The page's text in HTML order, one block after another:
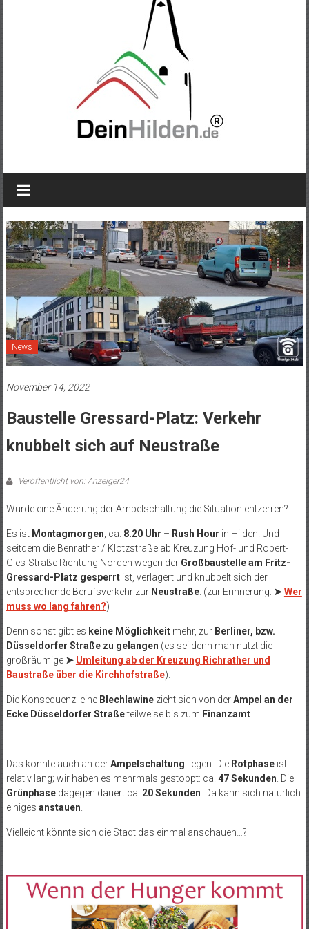
News
November 14, 2022
Baustelle Gressard-Platz: Verkehr
knubbelt sich auf Neustraße
Veröffentlicht von: Anzeiger24
Würde eine Änderung der Ampelschaltung die Situation entzerren?
Es ist Montagmorgen , ca. 8.20 Uhr – Rush Hour in Hilden. Und
seitdem die Benrather / Klotzstraße ab Kreuzung Hof- und Robert-
Gies-Straße Richtung Norden wegen der Großbaustelle am Fritz-
Gressard-Platz gesperrtist, verlagert und knubbelt sich der
entsprechende Berufsverkehr zur Neustraße. (zur Erinnerung: ➤Wer
muss wo lang fahren?)
Denn sonst gibt es keine Möglichkeitmehr, zur Berliner, bzw.
Düsseldorfer Straße zu gelangen (es sei denn man nutzt die
großräumige ➤ Umleitung ab der Kreuzung Richrather und
Baustraße über die Kirchhofstraße).
Die Konsequenz: eine Blechlawinezieht sich von derAmpel an der
Ecke Düsseldorfer Straßeteilweise bis zum Finanzamt.
Das könnte auch an derAmpelschaltung liegen: Die Rotphaseist
relativ lang; wir haben es mehrmals gestoppt: ca. 47 Sekunden . Die
Grünphase dagegen dauert ca. 20 Sekunden . Da kann sich natürlich
einiges anstauen
Vielleicht könnte sich die Stadt das einmal anschauen…?